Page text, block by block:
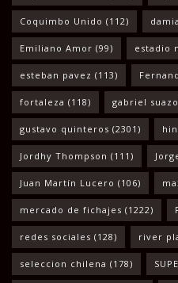
Coquimbo Unido (112)
Emiliano Amor (99) estadio
esteban pavez (113)
fortaleza (118) gabriel suazo
gustavo quinteros (2301)
Jordhy Thompson (111)
Juan Martín Lucero (106)
mercado de fichajes (1222)
redes sociales (128) river
seleccion chilena (178)